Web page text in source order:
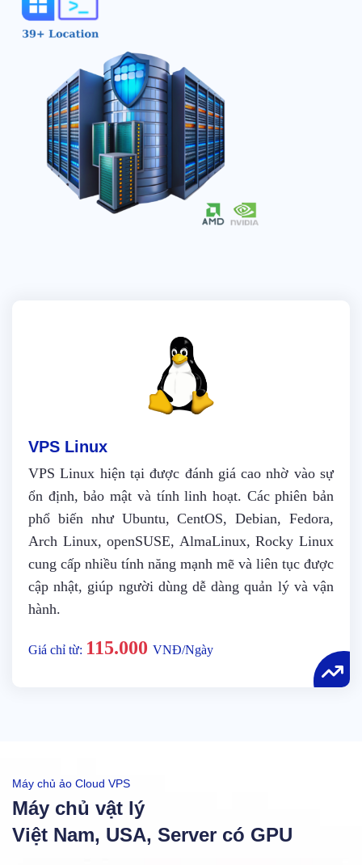
VPS Linux
VPS Linux hiện tại được đánh giá cao nhờ vào sự
ổn định, bảo mật và tính linh hoạt. Các phiên bản
phổ biến như Ubuntu, CentOS, Debian, Fedora,
Arch Linux, openSUSE, AlmaLinux, Rocky Linux
cung cấp nhiều tính năng mạnh mẽ và liên tục được
cập nhật, giúp người dùng dễ dàng quản lý và vận
hành.
Giá chỉ từ: 115.000 VNĐ/Ngày
Máy chủ ảo Cloud VPS
Máy chủ vật lý
Việt Nam, USA, Server có GPU